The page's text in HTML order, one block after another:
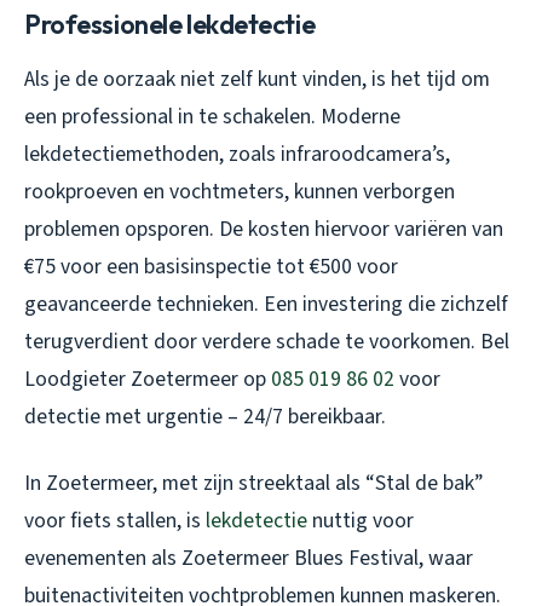
Professionele lekdetectie
Als je de oorzaak niet zelf kunt vinden, is het tijd om
een professional in te schakelen. Moderne
lekdetectiemethoden, zoals infraroodcamera’s,
rookproeven en vochtmeters, kunnen verborgen
problemen opsporen. De kosten hiervoor variëren van
€75 voor een basisinspectie tot €500 voor
geavanceerde technieken. Een investering die zichzelf
terugverdient door verdere schade te voorkomen. Bel
Loodgieter Zoetermeer op 085 019 86 02 voor
detectie met urgentie – 24/7 bereikbaar.
In Zoetermeer, met zijn streektaal als “Stal de bak”
voor fiets stallen, is lekdetectie nuttig voor
evenementen als Zoetermeer Blues Festival, waar
buitenactiviteiten vochtproblemen kunnen maskeren.